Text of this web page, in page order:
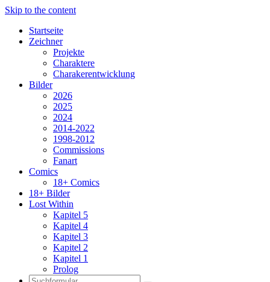
Skip to the content
Startseite
Zeichner
Projekte
Charaktere
Charakerentwicklung
Bilder
2026
2025
2024
2014-2022
1998-2012
Commissions
Fanart
Comics
18+ Comics
18+ Bilder
Lost Within
Kapitel 5
Kapitel 4
Kapitel 3
Kapitel 2
Kapitel 1
Prolog